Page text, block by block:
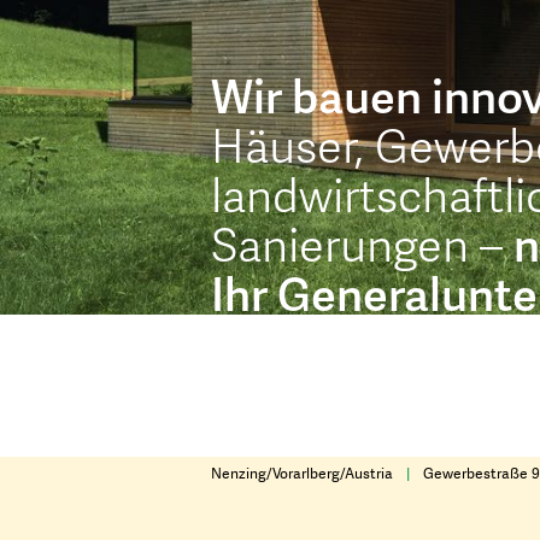
Wir bauen
Häuser,
Sanierungen –
Ihr
Nenzing/Vorarlberg/Austria | Gewerbestraße